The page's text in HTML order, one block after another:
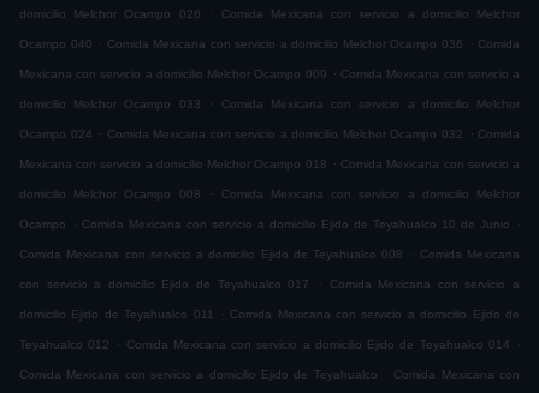
domicilio Melchor Ocampo 026 . Comida Mexicana con servicio a domicilio Melchor
Ocampo 040 . Comida Mexicana con servicio a domicilio Melchor Ocampo 036 . Comida
Mexicana con servicio a domicilio Melchor Ocampo 009 . Comida Mexicana con servicio a
domicilio Melchor Ocampo 033 . Comida Mexicana con servicio a domicilio Melchor
Ocampo 024 . Comida Mexicana con servicio a domicilio Melchor Ocampo 032 . Comida
Mexicana con servicio a domicilio Melchor Ocampo 018 . Comida Mexicana con servicio a
domicilio Melchor Ocampo 008 . Comida Mexicana con servicio a domicilio Melchor
Ocampo . Comida Mexicana con servicio a domicilio Ejido de Teyahualco 10 de Junio .
Comida Mexicana con servicio a domicilio Ejido de Teyahualco 008 . Comida Mexicana
con servicio a domicilio Ejido de Teyahualco 017 . Comida Mexicana con servicio a
domicilio Ejido de Teyahualco 011 . Comida Mexicana con servicio a domicilio Ejido de
Teyahualco 012 . Comida Mexicana con servicio a domicilio Ejido de Teyahualco 014 .
Comida Mexicana con servicio a domicilio Ejido de Teyahualco . Comida Mexicana con